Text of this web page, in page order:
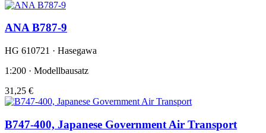
ANA B787-9
HG 610721 · Hasegawa
1:200 · Modellbausatz
31,25 €
B747-400, Japanese Government Air Transport